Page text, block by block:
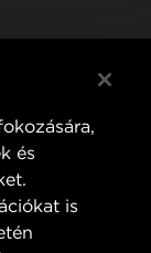
és
is